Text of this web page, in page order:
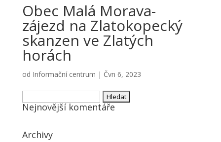
Obec Malá Morava-
zájezd na Zlatokopecký
skanzen ve Zlatých
horách
od Informační centrum | Čvn 6, 2023
Vyhledávání
Nejnovější komentáře
Archivy